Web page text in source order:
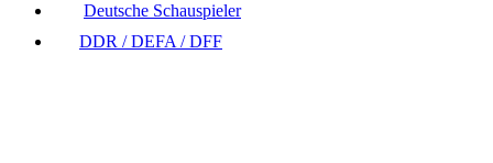
Deutsche Schauspieler
DDR / DEFA / DFF